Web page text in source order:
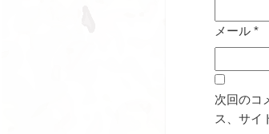
メール *
次回のコ
ス、サイ